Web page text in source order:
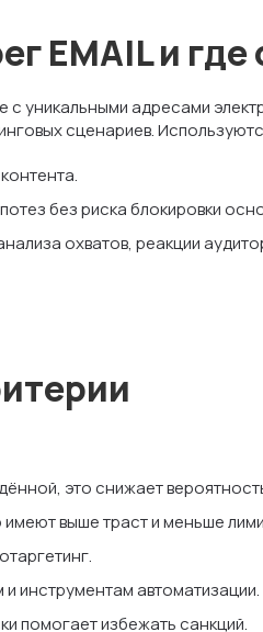
EMAIL и
уникальными адресами
сценариев.
без риска блокировки
охватов, реакции
это снижает
выше траст и меньше
инструментам автоматизации.
помогает избежать санкций.